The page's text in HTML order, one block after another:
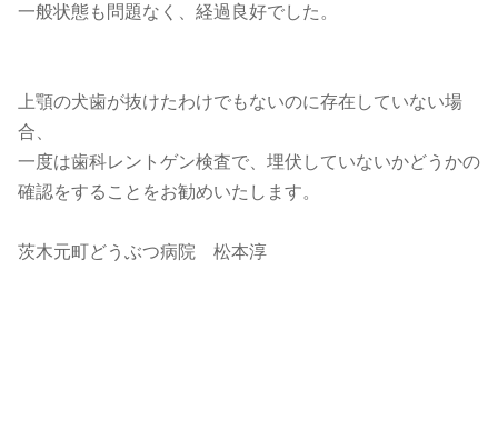
一般状態も問題なく、経過良好でした。
上顎の犬歯が抜けたわけでもないのに存在していない場
合、
一度は歯科レントゲン検査で、埋伏していないかどうかの
確認をすることをお勧めいたします。
茨木元町どうぶつ病院 松本淳